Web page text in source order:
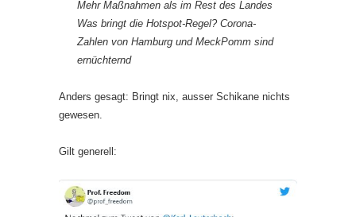
Mehr Maßnahmen als im Rest des Landes
Was bringt die Hotspot-Regel? Corona-
Zahlen von Hamburg und MeckPomm sind
ernüchternd
Anders gesagt: Bringt nix, ausser Schikane nichts
gewesen.
Gilt generell: